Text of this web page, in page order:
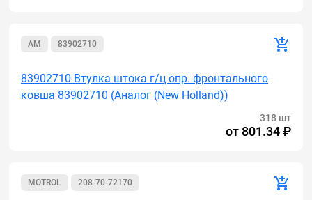
AM 83902710
83902710 Втулка штока г/ц опр. фронтального
ковша 83902710 (Аналог (New Holland))
318 шт
от 801.34 ₽
MOTROL 208-70-72170